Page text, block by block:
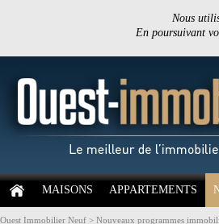
Nous
En poursuivant
MAISONS APPARTEMENTS
Ouest Immobilier Neuf > Nouveaux programmes